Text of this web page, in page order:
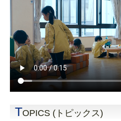
TOPICS (トピックス)